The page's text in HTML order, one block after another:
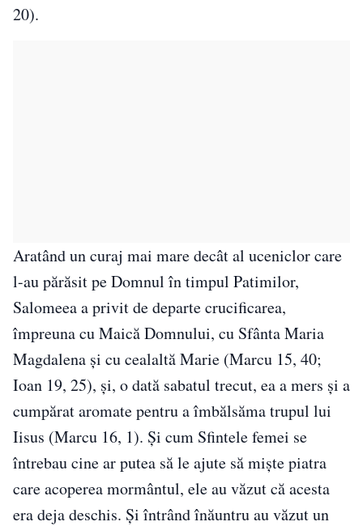
20).
Aratând un curaj mai mare decât al uceniclor care
l-au părăsit pe Domnul în timpul Patimilor,
Salomeea a privit de departe crucificarea,
împreuna cu Maică Domnului, cu Sfânta Maria
Magdalena și cu cealaltă Marie (Marcu 15, 40;
Ioan 19, 25), și, o dată sabatul trecut, ea a mers și a
cumpărat aromate pentru a îmbălsăma trupul lui
Iisus (Marcu 16, 1). Și cum Sfintele femei se
întrebau cine ar putea să le ajute să miște piatra
care acoperea mormântul, ele au văzut că acesta
era deja deschis. Și întrând înăuntru au văzut un